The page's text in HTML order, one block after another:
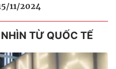
11/2024
TỪ QUỐC TẾ